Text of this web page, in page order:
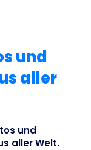
und
aller
und
aller Welt.